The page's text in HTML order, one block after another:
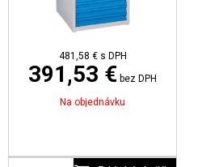
481,58 € s DPH
391,53 € bez DPH
Na objednávku